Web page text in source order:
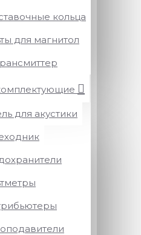
кольца
для магнитол
для акустики